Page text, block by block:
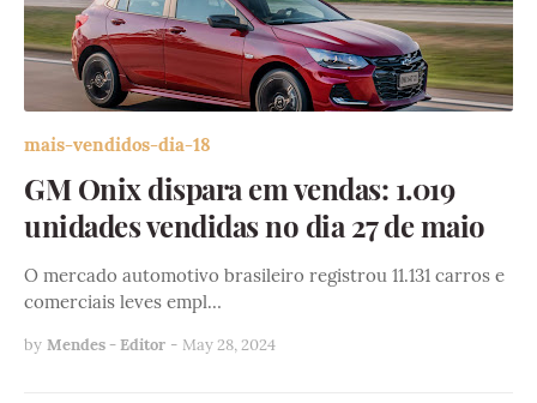
mais-vendidos-dia-18
GM Onix dispara em vendas: 1.019
unidades vendidas no dia 27 de maio
O mercado automotivo brasileiro registrou 11.131 carros e
comerciais leves empl…
by Mendes - Editor - May 28, 2024